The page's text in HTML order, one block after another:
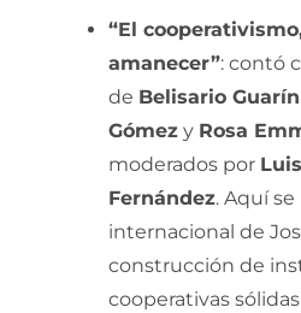
“El
amanecer”: contó
de Belisario Guarín
Gómez y Rosa
moderados por
Fernández. Aquí
internacional de
construcción de
cooperativas